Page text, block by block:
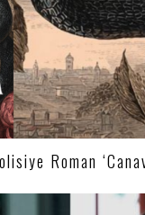
Roman